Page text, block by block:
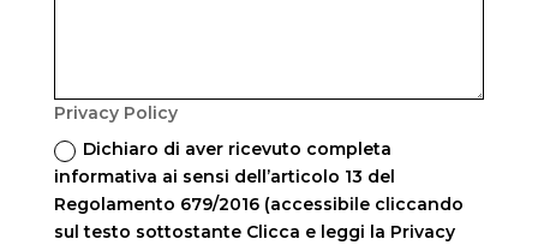
Privacy Policy
Dichiaro di aver ricevuto completa
informativa ai sensi dell’articolo 13 del
Regolamento 679/2016 (accessibile cliccando
sul testo sottostante Clicca e leggi la Privacy